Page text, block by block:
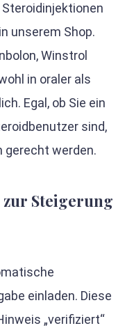
unserem Shop.
Winstrol
in oraler als
Egal, ob Sie ein
sind,
gerecht werden.
zur Steigerung
einladen. Diese
„verifiziert“